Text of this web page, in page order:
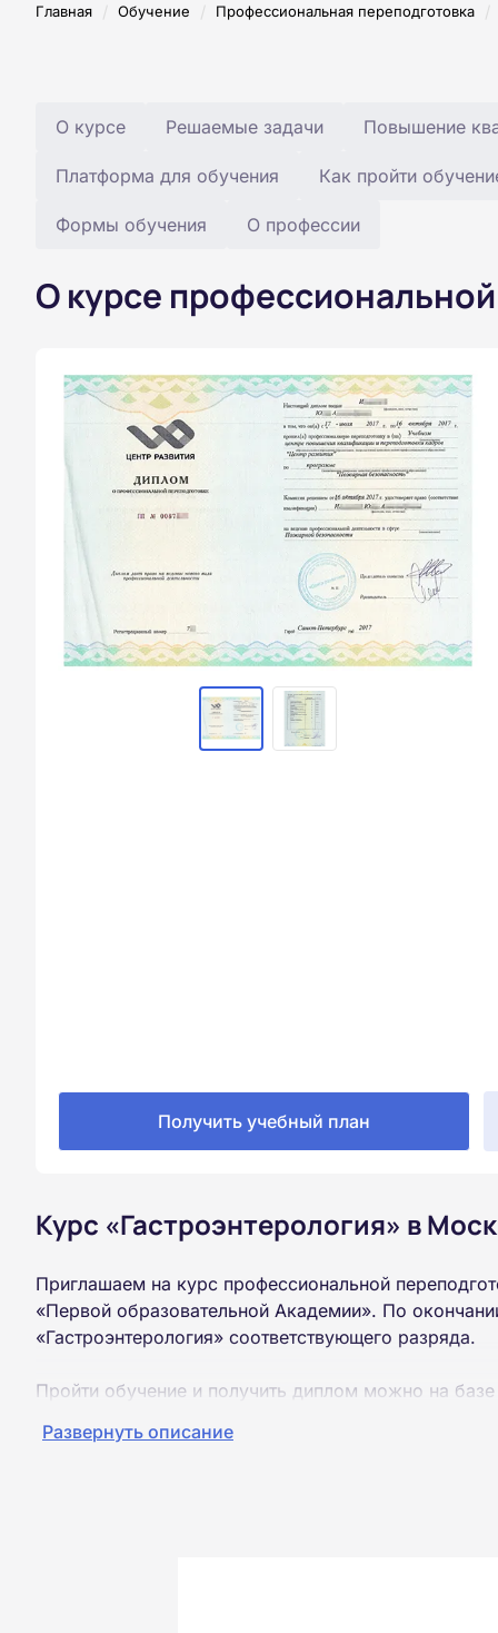
Главная / Обучение / Профессиональная переподготовка /
О курсе Решаемые задачи Повышение
Платформа для обучения Как пройти
Формы обучения О профессии
О курсе
Получить учебный план
Курс «Гастроэнтерология» в
Приглашаем на курс профессиональной
«Первой образовательной Академии». По
«Гастроэнтерология» соответствующего разряда.
Пройти обучение и получить диплом можно на
Развернуть описание